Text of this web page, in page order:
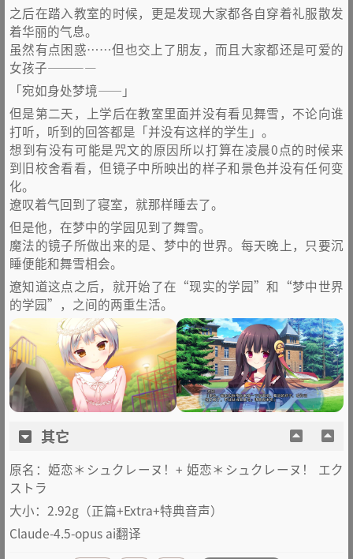
之后在踏入教室的时候，更是发现大家都各自穿着礼服散发
着华丽的气息。
虽然有点困惑……但也交上了朋友，而且大家都还是可爱的
女孩子————
「宛如身处梦境――」
但是第二天，上学后在教室里面并没有看见舞雪，不论向谁
打听，听到的回答都是「并没有这样的学生」。
想到有没有可能是咒文的原因所以打算在凌晨0点的时候来
到旧校舍看看，但镜子中所映出的样子和景色并没有任何变
化。
遼叹着气回到了寝室，就那样睡去了。
但是他，在梦中的学园见到了舞雪。
魔法的镜子所做出来的是、梦中的世界。每天晚上，只要沉
睡便能和舞雪相会。
遼知道这点之后，就开始了在“现实的学园”和“梦中世界
的学园”，之间的两重生活。
其它
原名：姫恋＊シュクレーヌ！+ 姫恋＊シュクレーヌ！ エク
ストラ
大小：2.92g（正篇+Extra+特典音声）
Claude-4.5-opus ai翻译